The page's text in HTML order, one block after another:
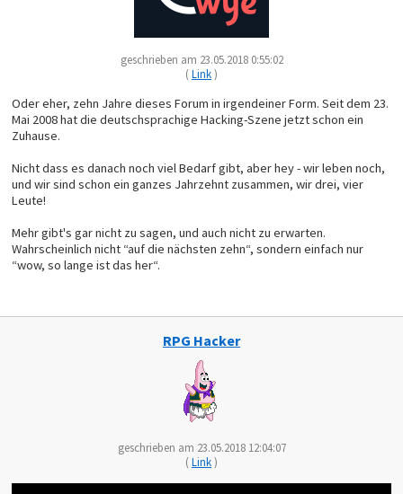
geschrieben am 23.05.2018 0:55:02
(Link)
Oder eher, zehn Jahre dieses Forum in irgendeiner Form. Seit dem 23.
Mai 2008 hat die deutschsprachige Hacking-Szene jetzt schon ein
Zuhause.
Nicht dass es danach noch viel Bedarf gibt, aber hey - wir leben noch,
und wir sind schon ein ganzes Jahrzehnt zusammen, wir drei, vier
Leute!
Mehr gibt's gar nicht zu sagen, und auch nicht zu erwarten.
Wahrscheinlich nicht “auf die nächsten zehn“, sondern einfach nur
“wow, so lange ist das her“.
RPG Hacker
geschrieben am 23.05.2018 12:04:07
(Link)